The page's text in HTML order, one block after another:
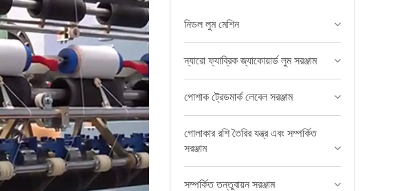
নিডল লুম মেশিন
ন্যারো ফ্যাব্রিক জ্যাকোয়ার্ড লুম সরঞ্জাম
পোশাক ট্রেডমার্ক লেবেল সরঞ্জাম
গোলাকার রশি তৈরির যন্ত্র এবং সম্পর্কিত
সরঞ্জাম
সম্পর্কিত তন্তুবায়ন সরঞ্জাম